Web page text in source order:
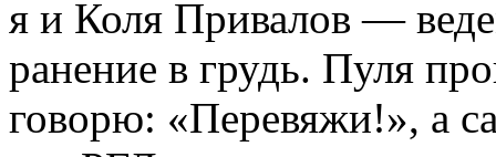
я и Коля Привалов —
ранение в грудь. Пуля
говорю: «Перевяжи!», а